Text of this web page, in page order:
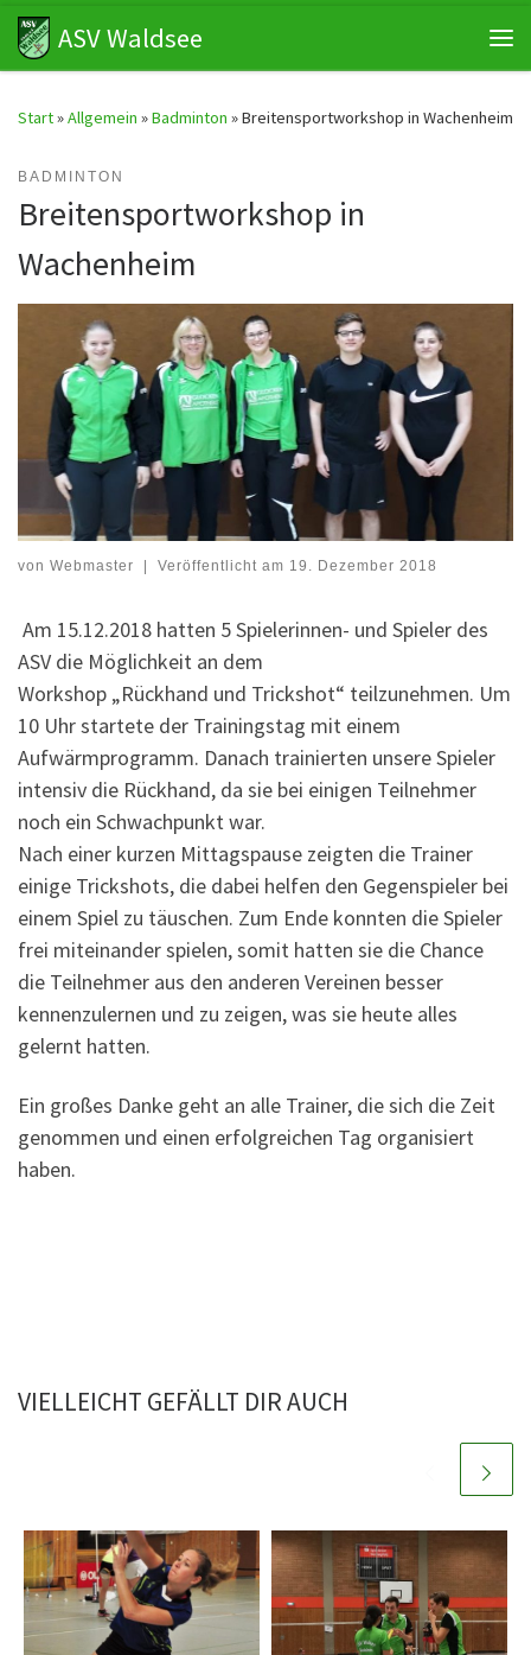
Zum Inhalt springen
ASV Waldsee
Start»Allgemein »Badminton »Breitensportworkshop in Wachenheim
BADMINTON
Breitensportworkshop in
Wachenheim
von Webmaster Veröffentlicht am 19. Dezember 2018
Am 15.12.2018 hatten 5 Spielerinnen- und Spieler des
ASV die Möglichkeit an dem
Workshop „Rückhand und Trickshot“ teilzunehmen. Um
10 Uhr startete der Trainingstag mit einem
Aufwärmprogramm. Danach trainierten unsere Spieler
intensiv die Rückhand, da sie bei einigen Teilnehmer
noch ein Schwachpunkt war.
Nach einer kurzen Mittagspause zeigten die Trainer
einige Trickshots, die dabei helfen den Gegenspieler bei
einem Spiel zu täuschen. Zum Ende konnten die Spieler
frei miteinander spielen, somit hatten sie die Chance
die Teilnehmer aus den anderen Vereinen besser
kennenzulernen und zu zeigen, was sie heute alles
gelernt hatten.
Ein großes Danke geht an alle Trainer, die sich die Zeit
genommen und einen erfolgreichen Tag organisiert
haben.
VIELLEICHT GEFÄLLT DIR AUCH